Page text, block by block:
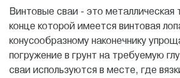
Винтовые сваи - это металлическая
конце которой имеется винтовая
конусообразному наконечнику
погружение в грунт на требуемую
сваи используются в месте, где